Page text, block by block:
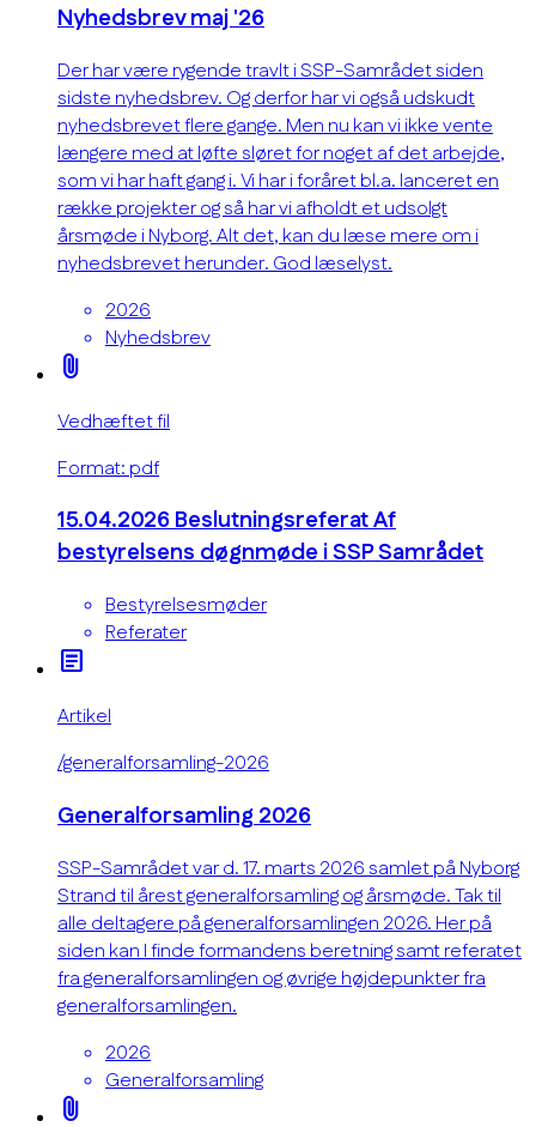
Nyhedsbrev maj '26
Der har være rygende travlt i SSP-Samrådet siden
sidste nyhedsbrev. Og derfor har vi også udskudt
nyhedsbrevet flere gange. Men nu kan vi ikke vente
længere med at løfte sløret for noget af det arbejde,
som vi har haft gang i. Vi har i foråret bl.a. lanceret en
række projekter og så har vi afholdt et udsolgt
årsmøde i Nyborg. Alt det, kan du læse mere om i
nyhedsbrevet herunder. God læselyst.
2026
Nyhedsbrev
attach_file
Vedhæftet fil
Format: pdf
15.04.2026 Beslutningsreferat Af
bestyrelsens døgnmøde i SSP Samrådet
Bestyrelsesmøder
Referater
article
Artikel
/generalforsamling-2026
Generalforsamling 2026
SSP-Samrådet var d. 17. marts 2026 samlet på Nyborg
Strand til årest generalforsamling og årsmøde. Tak til
alle deltagere på generalforsamlingen 2026. Her på
siden kan I finde formandens beretning samt referatet
fra generalforsamlingen og øvrige højdepunkter fra
generalforsamlingen.
2026
Generalforsamling
attach_file